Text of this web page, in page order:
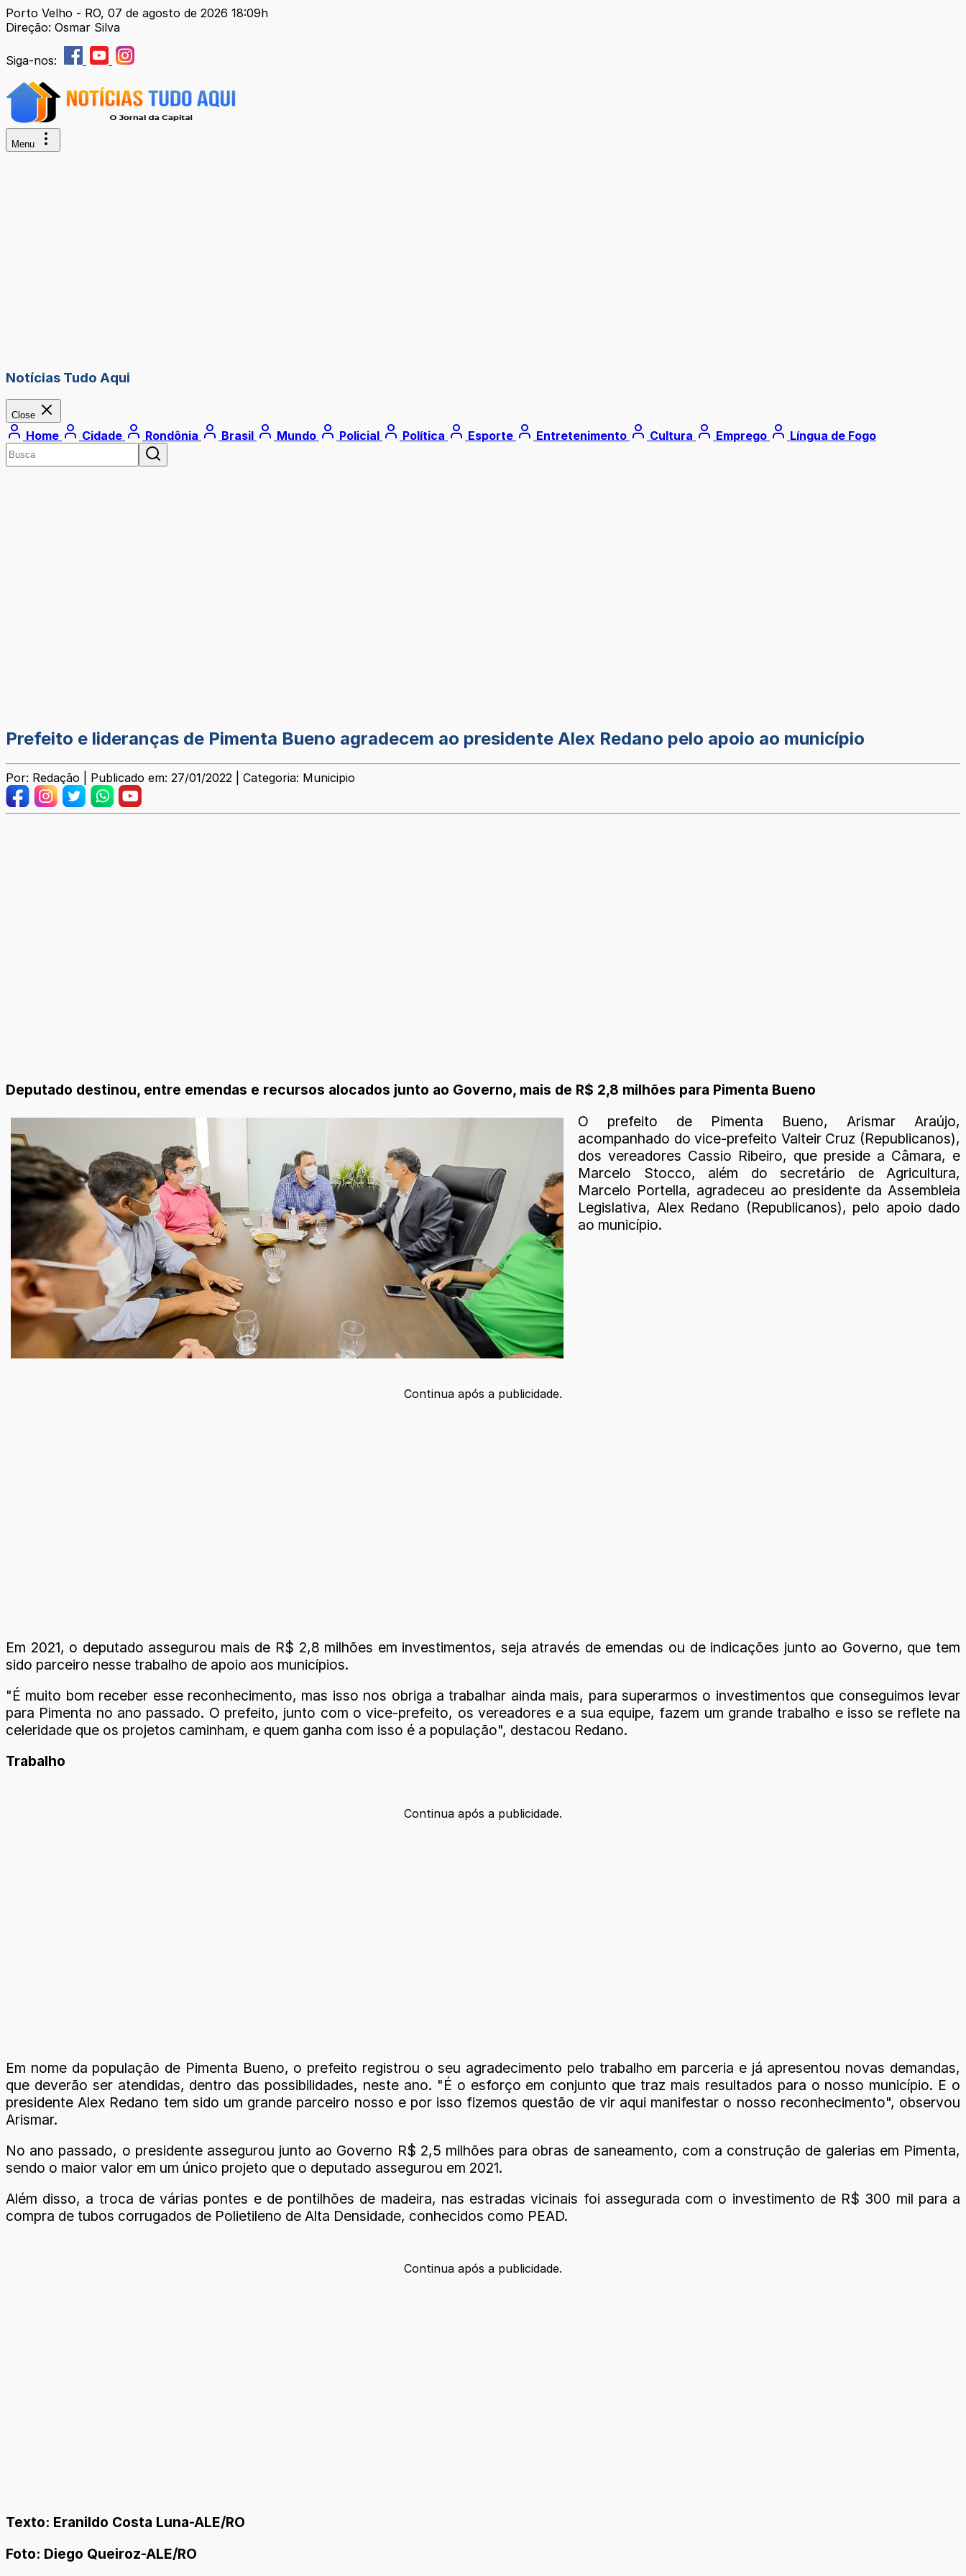
Porto Velho - RO, 07 de agosto de 2026 18:09h
Direção: Osmar Silva
Siga-nos:
Menu
Notícias Tudo Aqui
Close
Home Cidade Rondônia Brasil Mundo Policial Política Esporte Entretenimento Cultura Emprego Língua de Fogo
Prefeito e lideranças de Pimenta Bueno agradecem ao presidente Alex Redano pelo apoio ao município
Por: Redação | Publicado em: 27/01/2022 | Categoria: Municipio
Deputado destinou, entre emendas e recursos alocados junto ao Governo, mais de R$ 2,8 milhões para Pimenta Bueno
O prefeito de Pimenta Bueno, Arismar Araújo,
acompanhado do vice-prefeito Valteir Cruz (Republicanos),
dos vereadores Cassio Ribeiro, que preside a Câmara, e
Marcelo Stocco, além do secretário de Agricultura,
Marcelo Portella, agradeceu ao presidente da Assembleia
Legislativa, Alex Redano (Republicanos), pelo apoio dado
ao município.
Continua após a publicidade.
Em 2021, o deputado assegurou mais de R$ 2,8 milhões em investimentos, seja através de emendas ou de indicações junto ao Governo, que tem
sido parceiro nesse trabalho de apoio aos municípios.
"É muito bom receber esse reconhecimento, mas isso nos obriga a trabalhar ainda mais, para superarmos o investimentos que conseguimos levar
para Pimenta no ano passado. O prefeito, junto com o vice-prefeito, os vereadores e a sua equipe, fazem um grande trabalho e isso se reflete na
celeridade que os projetos caminham, e quem ganha com isso é a população", destacou Redano.
Trabalho
Continua após a publicidade.
Em nome da população de Pimenta Bueno, o prefeito registrou o seu agradecimento pelo trabalho em parceria e já apresentou novas demandas,
que deverão ser atendidas, dentro das possibilidades, neste ano. "É o esforço em conjunto que traz mais resultados para o nosso município. E o
presidente Alex Redano tem sido um grande parceiro nosso e por isso fizemos questão de vir aqui manifestar o nosso reconhecimento", observou
Arismar.
No ano passado, o presidente assegurou junto ao Governo R$ 2,5 milhões para obras de saneamento, com a construção de galerias em Pimenta,
sendo o maior valor em um único projeto que o deputado assegurou em 2021.
Além disso, a troca de várias pontes e de pontilhões de madeira, nas estradas vicinais foi assegurada com o investimento de R$ 300 mil para a
compra de tubos corrugados de Polietileno de Alta Densidade, conhecidos como PEAD.
Continua após a publicidade.
Texto: Eranildo Costa Luna-ALE/RO
Foto: Diego Queiroz-ALE/RO